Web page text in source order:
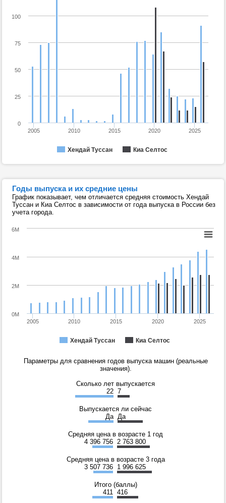
Хендай Туссан Киа Селтос
2005 2010 2015 2020 2025
0
25
50
75
100
Годы выпуска и их средние цены
График показывает, чем отличается средняя стоимость Хендай
Туссан и Киа Селтос в зависимости от года выпуска в России без
учета города.
Хендай Туссан Киа Селтос
2005 2010 2015 2020 2025
0M
2M
4M
6M
Параметры для сравнения годов выпуска машин (реальные
значения).
Сколько лет выпускается
22 7
Выпускается ли сейчас
Да Да
Средняя цена в возрасте 1 год
4 396 756 2 763 800
Средняя цена в возрасте 3 года
3 507 736 1 996 625
Итого (баллы)
411
416